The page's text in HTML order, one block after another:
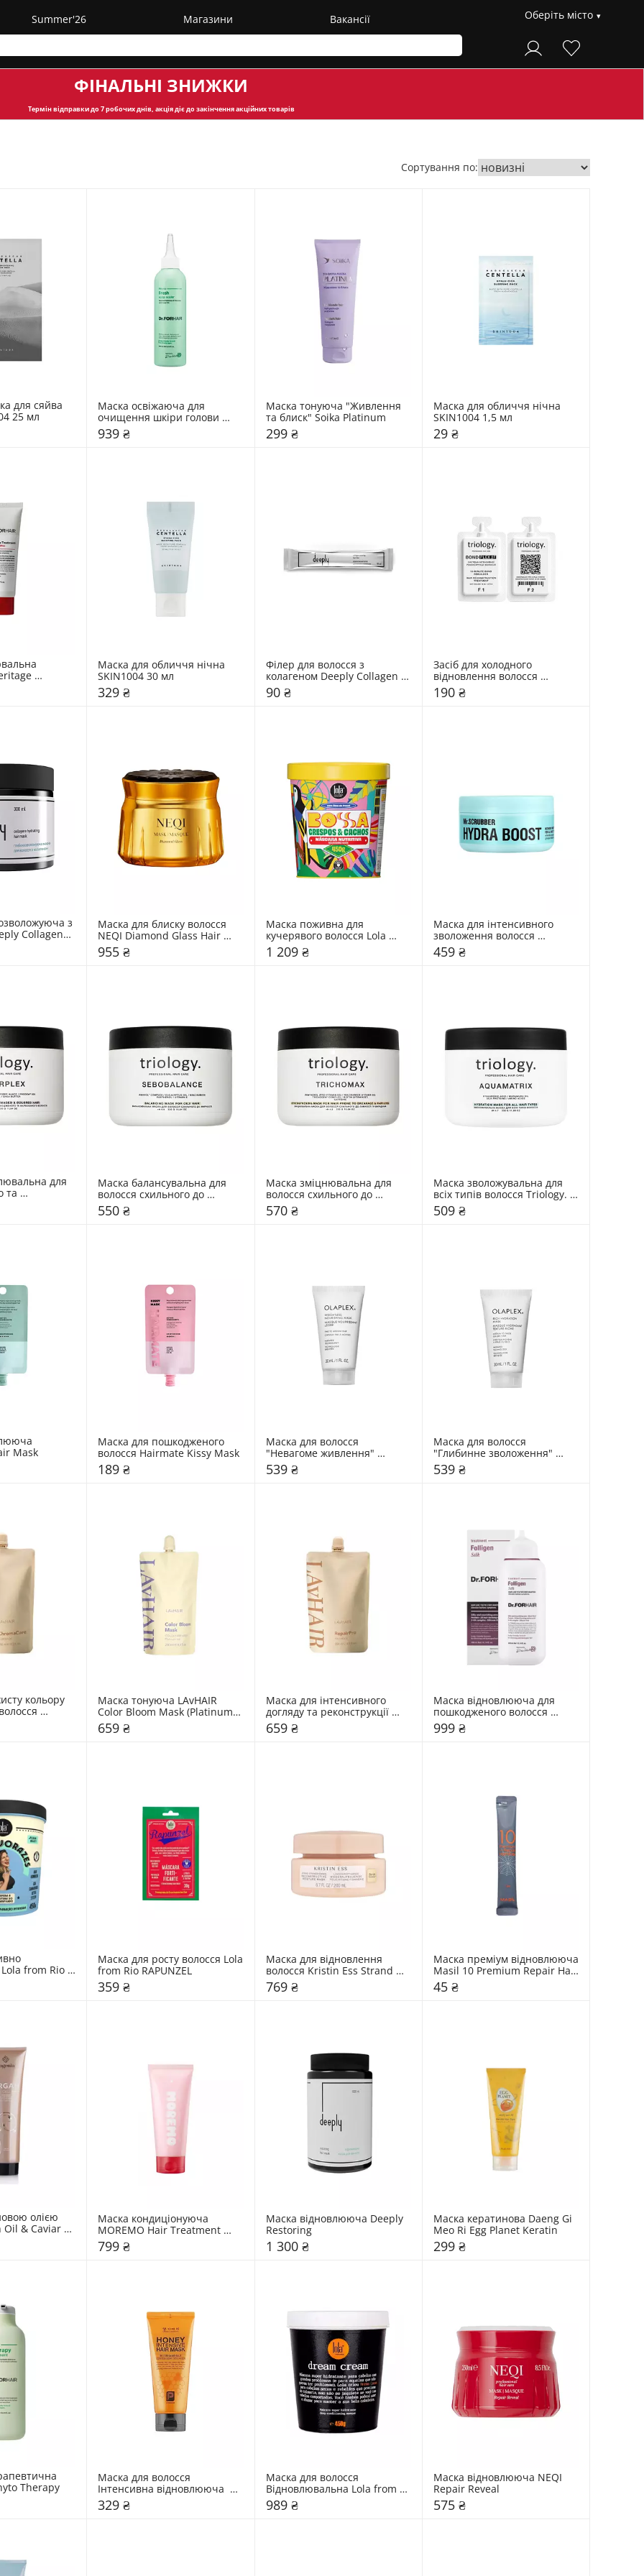
Summer'26 Магазини Вакансії Оберіть місто
ФІНАЛЬНІ ЗНИЖКИ
Термін відправкидо 7 робочих днів, акція діє до закінчення акційних товарів
Сортування по:
для сяйва
25 мл
Маска освіжаюча для
очищення шкіри голови
Dr.FORHAIR Phyto Fresh Scalp
Scaler
939 ₴
Маска тонуюча "Живлення
та блиск" Soika Platinum
299 ₴
Маска для обличчя нічна
SKIN1004 1,5 мл
29 ₴
Bliss
Маска для обличчя нічна
SKIN1004 30 мл
329 ₴
Філер для волосся з
колагеном Deeply Collagen
Restoring Hair Filler
90 ₴
Засіб для холодного
відновлення волосся
Triology. BONDPLEX 2F
190 ₴
з
Collageno
Маска для блиску волосся
NEQI Diamond Glass Hair
Mask
955 ₴
Маска поживна для
кучерявого волосся Lola
from Rio Bossa
1 209 ₴
Маска для інтенсивного
зволоження волосся
Mr.SCRUBBER Hydra Boost
459 ₴
для
та
Маска балансувальна для
волосся схильного до
жирності Triology.
Sebobalance
550 ₴
Маска зміцнювальна для
волосся схильного до
ламкості та випадіння
Triology. Trichomax
570 ₴
Маска зволожувальна для
всіх типів волосся Triology.
Aquamatrix
509 ₴
Mask
Маска для пошкодженого
волосся Hairmate Kissy Mask
189 ₴
Маска для волосся
"Невагоме живлення"
Olaplex Weightless
Nourishing Mask
539 ₴
Маска для волосся
"Глибинне зволоження"
Olaplex Rich Hydratation
Mask
539 ₴
кольору
Маска тонуюча LAvHAIR
Color Bloom Mask (Platinum
Ice)
659 ₴
Маска для інтенсивного
догляду та реконструкції
пошкодженого волосся
LAvHAIR RepairPro
659 ₴
Маска відновлююча для
пошкодженого волосся
Dr.FORHAIR Folligen Silk
999 ₴
from Rio
Маска для росту волосся Lola
from Rio RAPUNZEL
359 ₴
Маска для відновлення
волосся Kristin Ess Strand
Strengthening Reconstructive
769 ₴
Маска преміум відновлююча
Masil 10 Premium Repair Hair
Mask
45 ₴
олією
Oil & Caviar
Маска кондиціонуюча
MOREMO Hair Treatment
Miracle 2X (RE)
799 ₴
Маска відновлююча Deeply
Restoring
1 300 ₴
Маска кератинова Daeng Gi
Meo Ri Egg Planet Keratin
299 ₴
Therapy
Маска для волосся
Інтенсивна відновлююча
Daeng Gi Meo Ri Honey Mask
329 ₴
Маска для волосся
Відновлювальна Lola from
Rio DREAM CREAM
989 ₴
Маска відновлююча NEQI
Repair Reveal
575 ₴